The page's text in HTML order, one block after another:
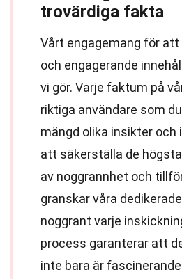
trovärdiga fakta
Vårt engagemang för
och engagerande
vi gör. Varje faktum på
riktiga användare som
mängd olika insikter och
att säkerställa de högsta
av noggrannhet och
granskar våra dedikerade
noggrant varje
process garanterar att
inte bara är